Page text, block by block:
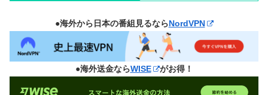
●海外から日本の番組見るならNordVPN
●海外送金ならWISE がお得！